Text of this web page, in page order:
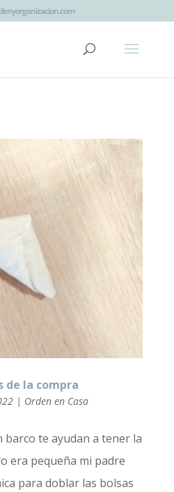
de la compra
| Orden en Casa
barco te ayudan a tener la
era pequeña mi padre
para doblar las bolsas